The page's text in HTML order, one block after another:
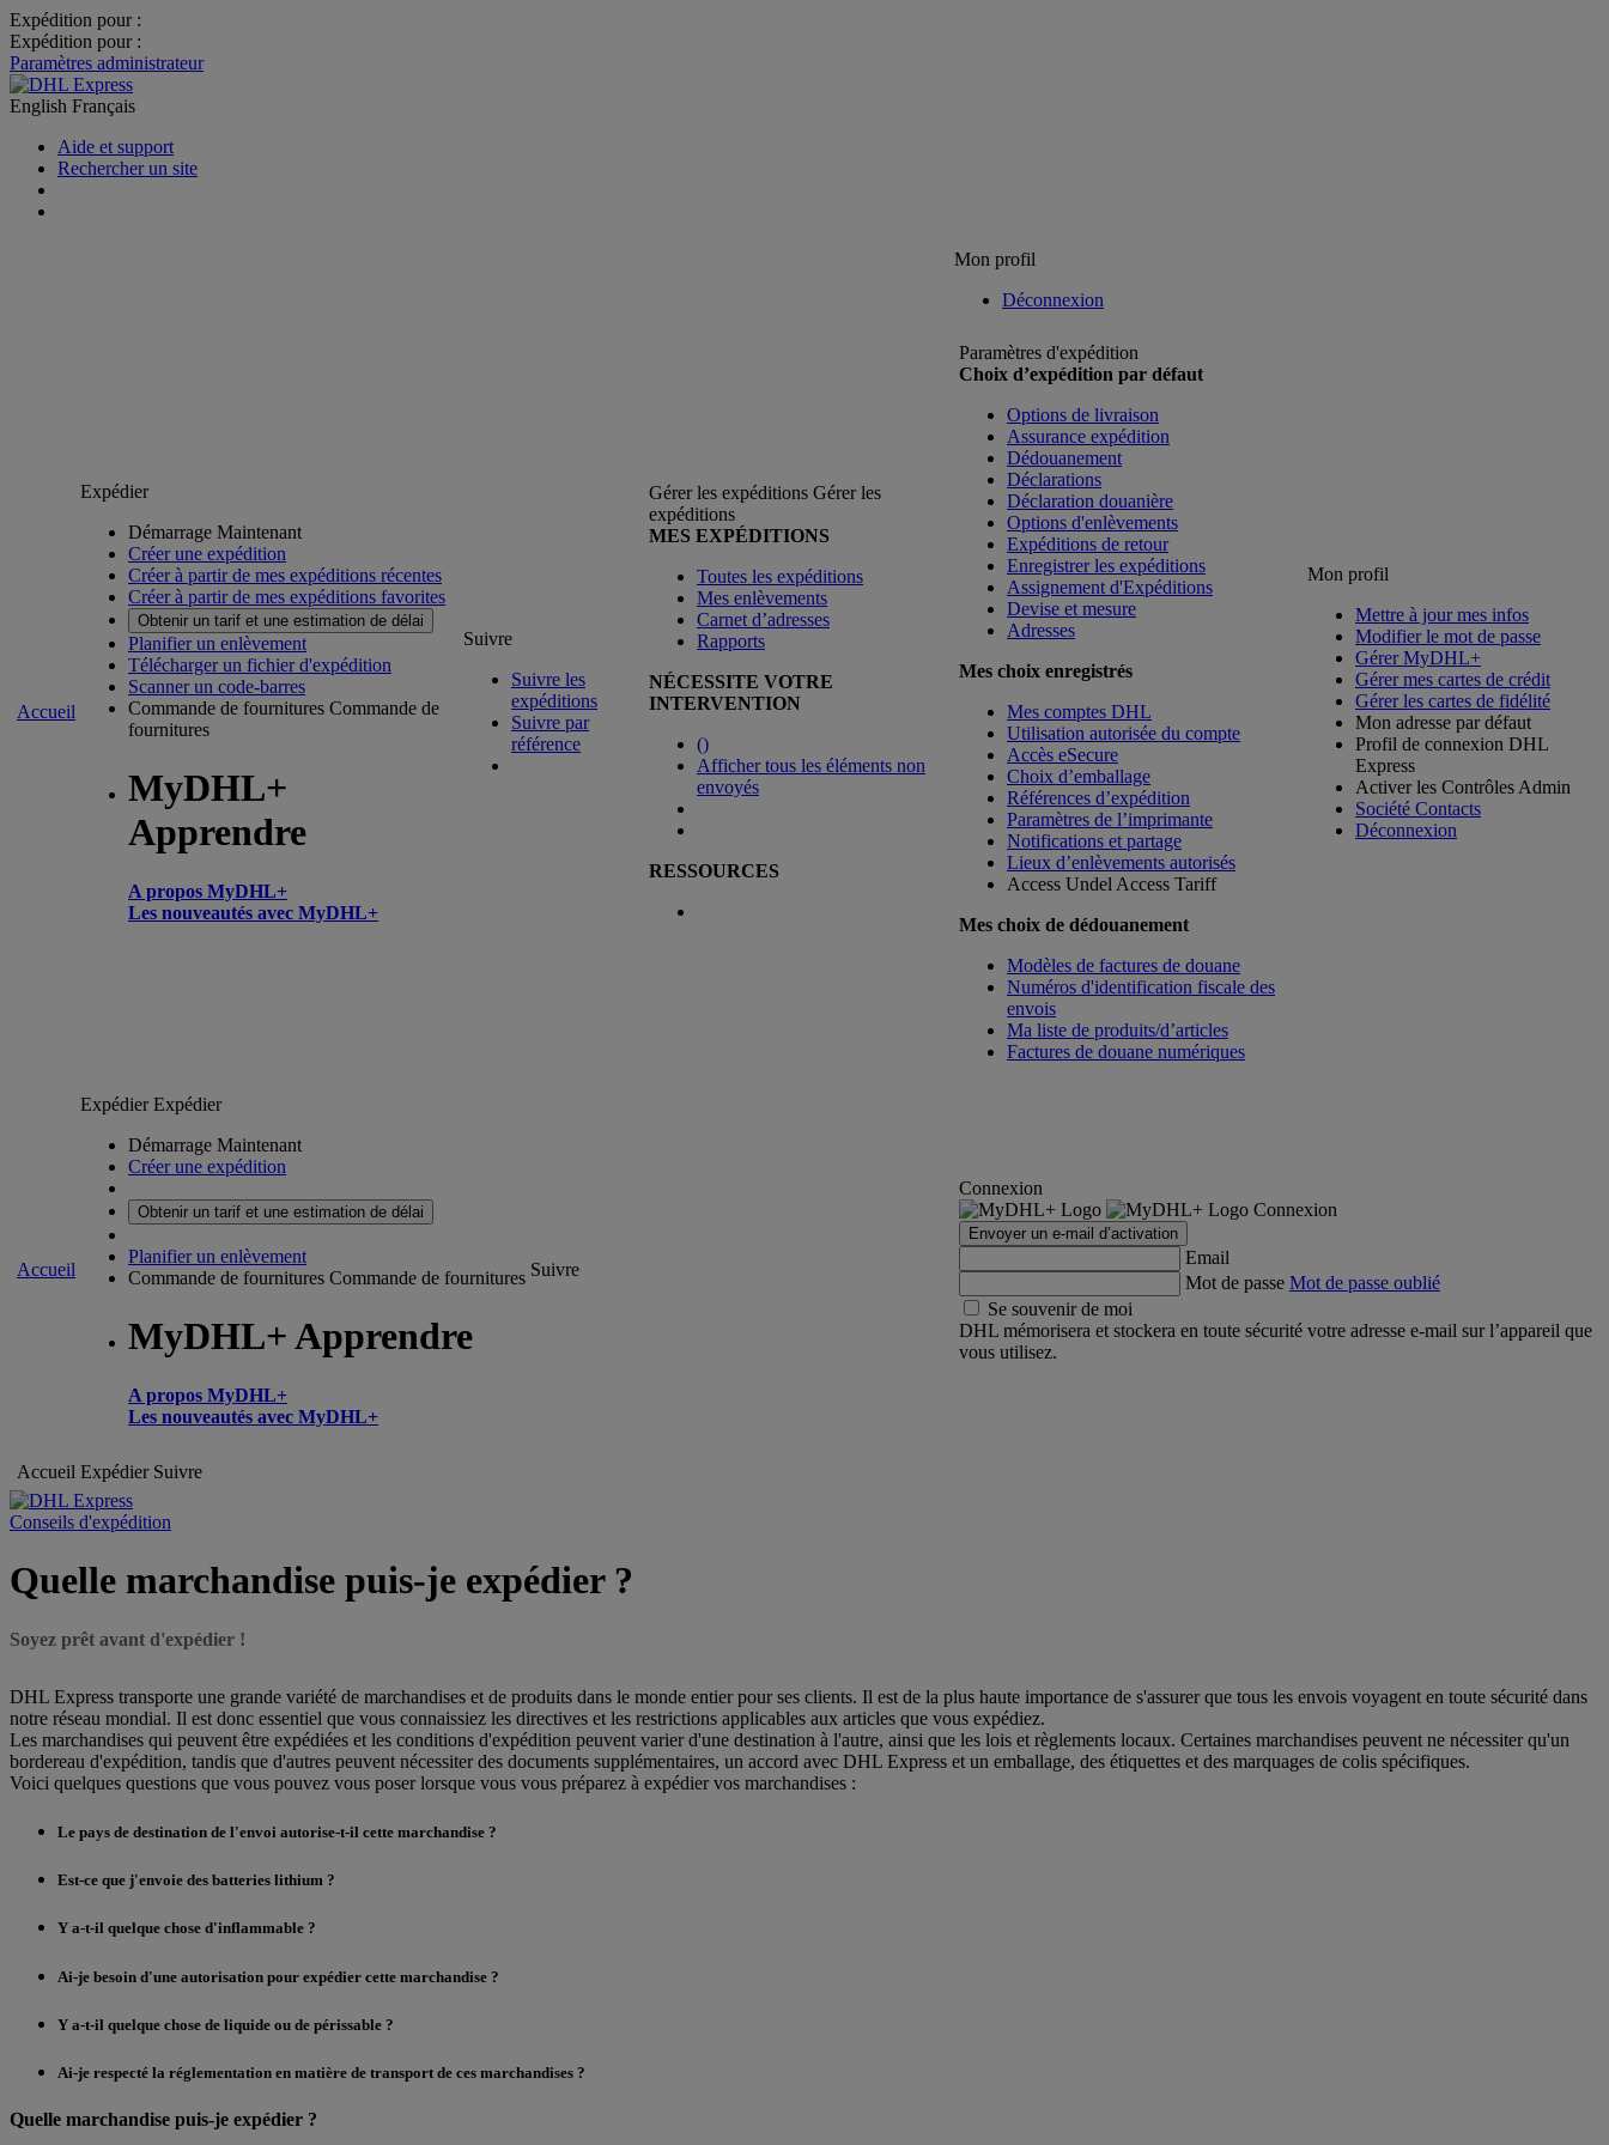
Expédition pour :
Expédition pour :
Paramètres administrateur
English Français
Aide et support
Rechercher un site
Mon profil
Déconnexion
Accueil
Expédier
Démarrage Maintenant
Créer une expédition
Créer à partir de mes expéditions récentes
Créer à partir de mes expéditions favorites
Obtenir un tarif et une estimation de délai
Planifier un enlèvement
Télécharger un fichier d'expédition
Scanner un code-barres
Commande de fournitures Commande de
fournitures
MyDHL+
Apprendre
A propos MyDHL+
Les nouveautés avec MyDHL+
Suivre
Suivre les
expéditions
Suivre par
référence
Gérer les expéditions Gérer les
expéditions
MES EXPÉDITIONS
Toutes les expéditions
Mes enlèvements
Carnet d’adresses
Rapports
NÉCESSITE VOTRE
INTERVENTION
()
Afficher tous les éléments non
envoyés
RESSOURCES
Paramètres d'expédition
Choix d’expédition par défaut
Options de livraison
Assurance expédition
Dédouanement
Déclarations
Déclaration douanière
Options d'enlèvements
Expéditions de retour
Enregistrer les expéditions
Assignement d'Expéditions
Devise et mesure
Adresses
Mes choix enregistrés
Mes comptes DHL
Utilisation autorisée du compte
Accès eSecure
Choix d’emballage
Références d’expédition
Paramètres de l’imprimante
Notifications et partage
Lieux d’enlèvements autorisés
Access Undel Access Tariff
Mes choix de dédouanement
Modèles de factures de douane
Numéros d'identification fiscale des
envois
Ma liste de produits/d’articles
Factures de douane numériques
Mon profil
Mettre à jour mes infos
Modifier le mot de passe
Gérer MyDHL+
Gérer mes cartes de crédit
Gérer les cartes de fidélité
Mon adresse par défaut
Profil de connexion DHL
Express
Activer les Contrôles Admin
Société Contacts
Déconnexion
Accueil
ExpédierExpédier
Démarrage Maintenant
Créer une expédition
Obtenir un tarif et une estimation de délai
Planifier un enlèvement
Commande de fournitures Commande de fournitures
MyDHL+ Apprendre
A propos MyDHL+
Les nouveautés avec MyDHL+
Suivre
Connexion
Connexion
Envoyer un e-mail d’activation
Email
Mot de passe Mot de passe oublié
Se souvenir de moi
DHL mémorisera et stockera en toute sécurité votre adresse e-mail sur l’appareil que
vous utilisez.
Accueil Expédier Suivre
Conseils d'expédition
Quelle marchandise puis-je expédier ?
Soyez prêt avant d'expédier !
DHL Express transporte une grande variété de marchandises et de produits dans le monde entier pour ses clients. Il est de la plus haute importance de s'assurer que tous les envois voyagent en toute sécurité dans
notre réseau mondial. Il est donc essentiel que vous connaissiez les directives et les restrictions applicables aux articles que vous expédiez.
Les marchandises qui peuvent être expédiées et les conditions d'expédition peuvent varier d'une destination à l'autre, ainsi que les lois et règlements locaux. Certaines marchandises peuvent ne nécessiter qu'un
bordereau d'expédition, tandis que d'autres peuvent nécessiter des documents supplémentaires, un accord avec DHL Express et un emballage, des étiquettes et des marquages de colis spécifiques.
Voici quelques questions que vous pouvez vous poser lorsque vous vous préparez à expédier vos marchandises :
Le pays de destination de l'envoi autorise-t-il cette marchandise ?
Est-ce que j'envoie des batteries lithium ?
Y a-t-il quelque chose d'inflammable ?
Ai-je besoin d'une autorisation pour expédier cette marchandise ?
Y a-t-il quelque chose de liquide ou de périssable ?
Ai-je respecté la réglementation en matière de transport de ces marchandises ?
Quelle marchandise puis-je expédier ?